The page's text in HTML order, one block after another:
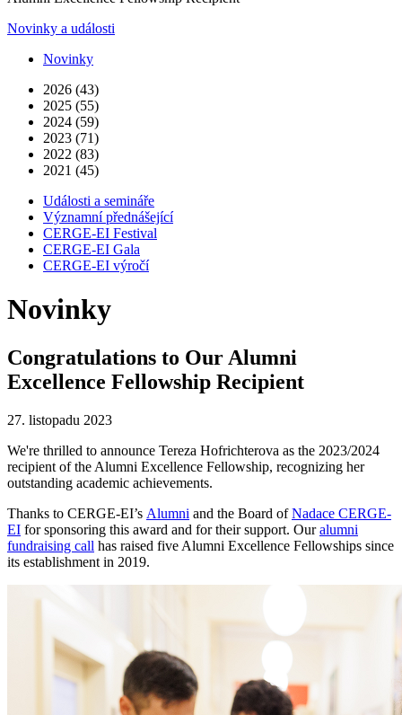
Novinky a události
Novinky
2026 (43)
2025 (55)
2024 (59)
2023 (71)
2022 (83)
2021 (45)
Události a semináře
Významní přednášející
CERGE-EI Festival
CERGE-EI Gala
CERGE-EI výročí
Novinky
Congratulations to Our Alumni
Excellence Fellowship Recipient
27. listopadu 2023
We're thrilled to announce Tereza Hofrichterova as the 2023/2024
recipient of the Alumni Excellence Fellowship, recognizing her
outstanding academic achievements.
Thanks to CERGE-EI’s Alumni and the Board ofNadace CERGE-
EI for sponsoring this award and for their support. Ouralumni
fundraising call has raised five Alumni Excellence Fellowships since
its establishment in 2019.